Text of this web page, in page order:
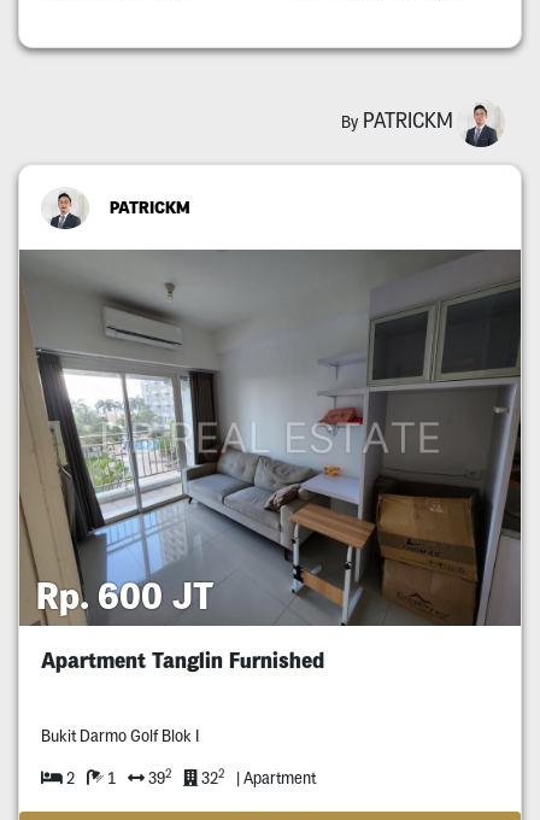
By PATRICKM
PATRICKM
Rp. 600 JT
Apartment Tanglin Furnished
Bukit Darmo Golf Blok I
2 1 392 322 | Apartment